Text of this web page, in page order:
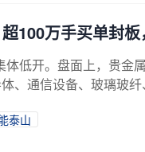
100万手买单封
低开。盘面上，贵金
、通信设备、玻璃玻
泰山